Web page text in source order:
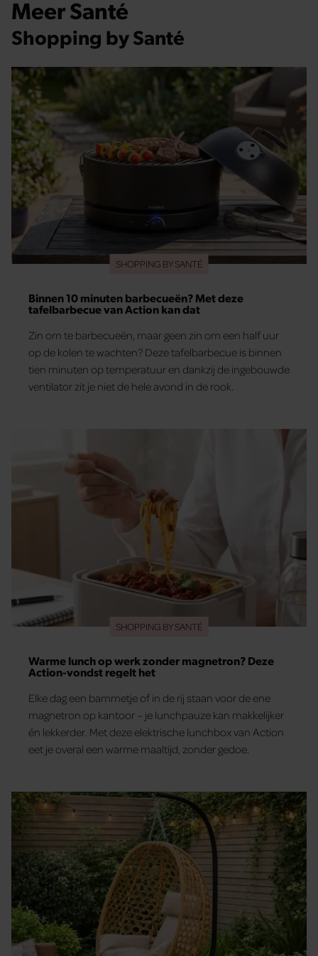
Meer Santé
Shopping by Santé
SHOPPING BY SANTÉ
Binnen 10 minuten barbecueën? Met deze
tafelbarbecue van Action kan dat
Zin om te barbecueën, maar geen zin om een half uur
op de kolen te wachten? Deze tafelbarbecue is binnen
tien minuten op temperatuur en dankzij de ingebouwde
ventilator zit je niet de hele avond in de rook.
SHOPPING BY SANTÉ
Warme lunch op werk zonder magnetron? Deze
Action-vondst regelt het
Elke dag een bammetje of in de rij staan voor de ene
magnetron op kantoor – je lunchpauze kan makkelijker
én lekkerder. Met deze elektrische lunchbox van Action
eet je overal een warme maaltijd, zonder gedoe.